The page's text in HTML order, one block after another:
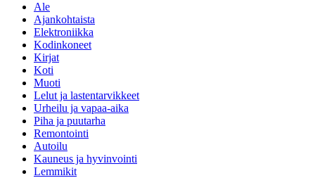
Ale
Ajankohtaista
Elektroniikka
Kodinkoneet
Kirjat
Koti
Muoti
Lelut ja lastentarvikkeet
Urheilu ja vapaa-aika
Piha ja puutarha
Remontointi
Autoilu
Kauneus ja hyvinvointi
Lemmikit